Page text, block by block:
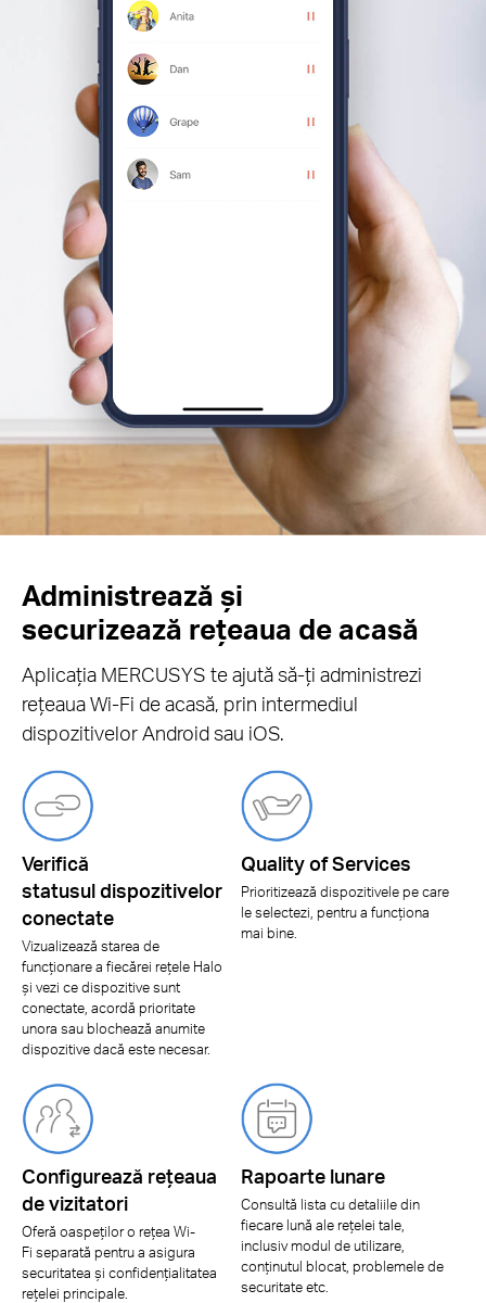
Administrează și
securizează rețeaua de acasă
Aplicația MERCUSYS te ajută să-ți administrezi
rețeaua Wi-Fi de acasă, prin intermediul
dispozitivelor Android sau iOS.
Verifică
statusul dispozitivelor
conectate
Vizualizează starea de
funcționare a fiecărei rețele Halo
și vezi ce dispozitive sunt
conectate, acordă prioritate
unora sau blochează anumite
dispozitive dacă este necesar.
Quality of Services
Prioritizează dispozitivele pe care
le selectezi, pentru a funcționa
mai bine.
Configurează rețeaua
de vizitatori
Oferă oaspeților o rețea Wi-
Fi separată pentru a asigura
securitatea și confidențialitatea
rețelei principale.
Rapoarte lunare
Consultă lista cu detaliile din
fiecare lună ale rețelei tale,
inclusiv modul de utilizare,
conținutul blocat, problemele de
securitate etc.